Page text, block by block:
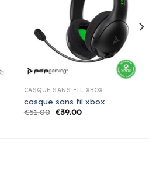
CASQUE SANS FIL XBOX
casque sans fil xbox
€51.00 €39.00